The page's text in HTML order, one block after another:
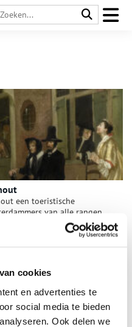
cookies
en advertenties te
social media te bieden
Ook delen we
een toeristische
van alle rangen
om te wandelen en te
Kloos (1859-1938) zei: “Ik
wel iets te drinken bij
Van het Dronkenhuisje
dan de ander.